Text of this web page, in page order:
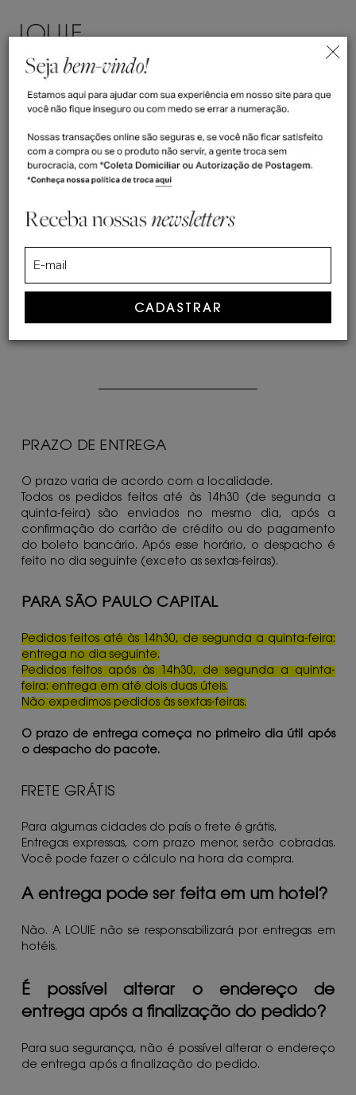
Home>ENTREGA
ENTREGA
Nossas entregas são de acordo
Realizamos nossas entregas por
transportadora particular e
Correios.
PRAZO DE ENTREGA
O prazo varia de acordo com a localidade.
Todos os pedidos feitos até às 14h30 (de segunda a
quinta-feira) são enviados no mesmo dia, após a
confirmação do cartão de crédito ou do pagamento
do boleto bancário. Após esse horário, o despacho é
feito no dia seguinte (exceto as sextas-feiras).
PARA SÃO PAULO CAPITAL
Pedidos feitos até às 14h30, de segunda a quinta-feira:
entrega no dia seguinte.
Pedidos feitos após às 14h30, de segunda a quinta-
feira: entrega em até dois duas úteis.
Não expedimos pedidos às sextas-feiras.
O prazo de entrega começa no primeiro dia útil após
o despacho do pacote.
FRETE GRÁTIS
Para algumas cidades do país o frete é grátis.
Entregas expressas, com prazo menor, serão cobradas.
Você pode fazer o cálculo na hora da compra.
A entrega pode ser feita em um hotel?
Não. A LOUIE não se responsabilizará por entregas em
hotéis.
É possível alterar o endereço de
entrega após a finalização do pedido?
Para sua segurança, não é possível alterar o endereço
de entrega após a finalização do pedido.